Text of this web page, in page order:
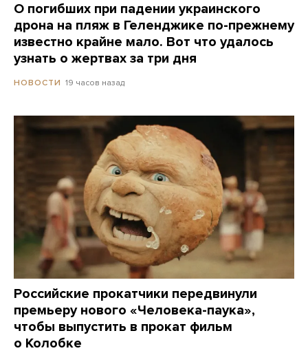
О погибших при падении украинского
дрона на пляж в Геленджике по-прежнему
известно крайне мало. Вот что удалось
узнать о жертвах за три дня
НОВОСТИ 19 часов назад
Российские прокатчики передвинули
премьеру нового «Человека-паука»,
чтобы выпустить в прокат фильм
о Колобке